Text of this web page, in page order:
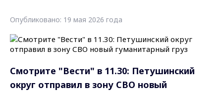
Опубликовано: 19 мая 2026 года
Смотрите "Вести" в 11.30: Петушинский
округ отправил в зону СВО новый